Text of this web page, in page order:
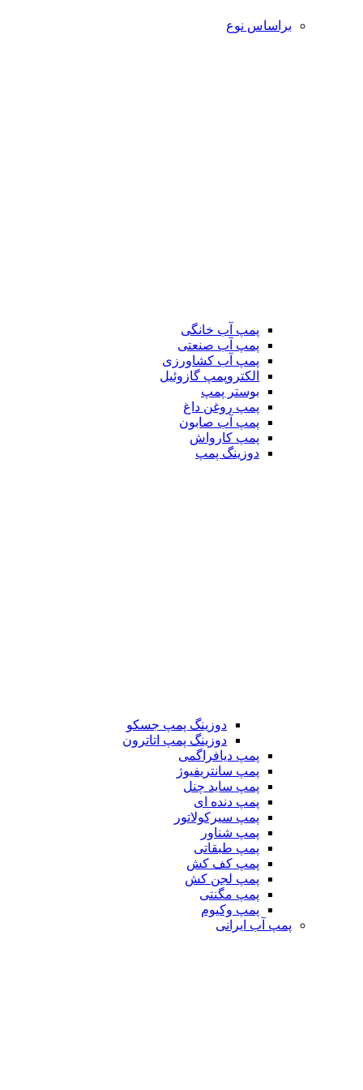
براساس نوع
پمپ آب خانگی
پمپ آب صنعتی
پمپ آب کشاورزی
الکتروپمپ گازوئیل
بوستر پمپ
پمپ روغن داغ
پمپ آب صابون
پمپ کارواش
دوزینگ پمپ
دوزینگ پمپ جسکو
دوزینگ پمپ اتاترون
پمپ دیافراگمی
پمپ سانتریفیوژ
پمپ ساید چنل
پمپ دنده ای
پمپ سیرکولاتور
پمپ شناور
پمپ طبقاتی
پمپ کف کش
پمپ لجن کش
پمپ مگنتی
پمپ وکیوم
پمپ آب ایرانی